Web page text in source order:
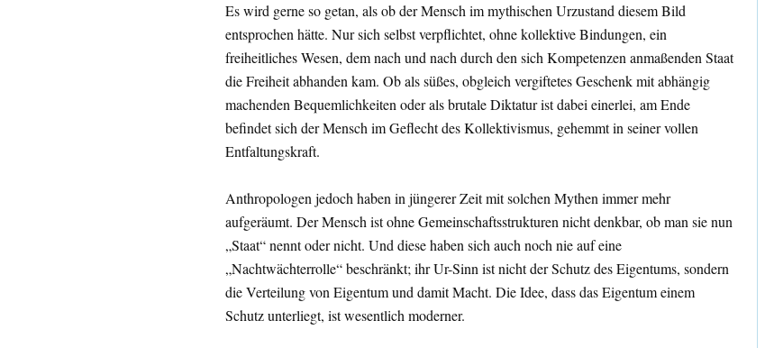
Es wird gerne so getan, als ob der Mensch im mythischen Urzustand diesem Bild
entsprochen hätte. Nur sich selbst verpflichtet, ohne kollektive Bindungen, ein
freiheitliches Wesen, dem nach und nach durch den sich Kompetenzen anmaßenden Staat
die Freiheit abhanden kam. Ob als süßes, obgleich vergiftetes Geschenk mit abhängig
machenden Bequemlichkeiten oder als brutale Diktatur ist dabei einerlei, am Ende
befindet sich der Mensch im Geflecht des Kollektivismus, gehemmt in seiner vollen
Entfaltungskraft.
Anthropologen jedoch haben in jüngerer Zeit mit solchen Mythen immer mehr
aufgeräumt. Der Mensch ist ohne Gemeinschaftsstrukturen nicht denkbar, ob man sie nun
„Staat“ nennt oder nicht. Und diese haben sich auch noch nie auf eine
„Nachtwächterrolle“ beschränkt; ihr Ur-Sinn ist nicht der Schutz des Eigentums, sondern
die Verteilung von Eigentum und damit Macht. Die Idee, dass das Eigentum einem
Schutz unterliegt, ist wesentlich moderner.